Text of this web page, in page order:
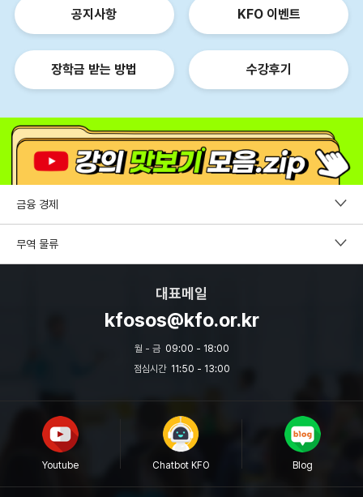
공지사항 KFO 이벤트
장학금 받는 방법 수강후기
금융 경제
펀드투자권유자문인력
무역 물류
물류관리사
대표메일
kfosos@kfo.or.kr
월 - 금 09:00 - 18:00
점심시간 11:50 - 13:00
Youtube Chatbot KFO Blog